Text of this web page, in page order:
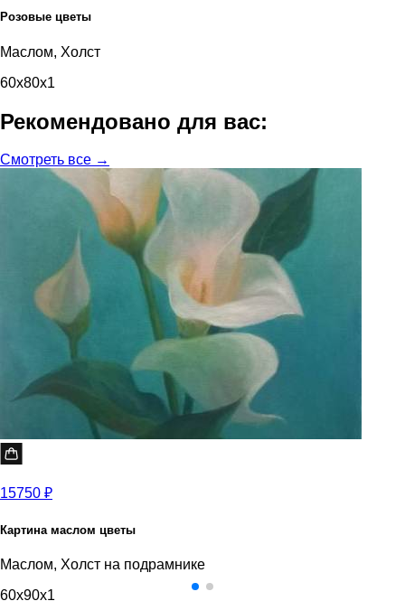
Розовые цветы
Маслом, Холст
60x80x1
Рекомендовано для вас:
Смотреть все →
15750 ₽
Картина маслом цветы
Маслом, Холст на подрамнике
60x90x1